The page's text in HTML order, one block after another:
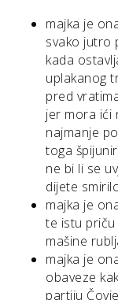
majka je
svako jutro
kada
uplakanog
pred
jer mora ići
najmanje
toga
ne bi li se
dijete
majka je
te istu
mašine
majka je
obaveze
partiju